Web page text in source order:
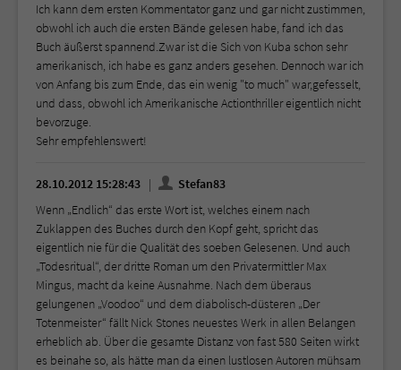
Ich kann dem ersten Kommentator ganz und gar nicht zustimmen,
obwohl ich auch die ersten Bände gelesen habe, fand ich das
Buch äußerst spannend.Zwar ist die Sich von Kuba schon sehr
amerikanisch, ich habe es ganz anders gesehen. Dennoch war ich
von Anfang bis zum Ende, das ein wenig "to much" war,gefesselt,
und dass, obwohl ich Amerikanische Actionthriller eigentlich nicht
bevorzuge.
Sehr empfehlenswert!
28.10.2012 15:28:43
Stefan83
Wenn „Endlich“ das erste Wort ist, welches einem nach
Zuklappen des Buches durch den Kopf geht, spricht das
eigentlich nie für die Qualität des soeben Gelesenen. Und auch
„Todesritual“, der dritte Roman um den Privatermittler Max
Mingus, macht da keine Ausnahme. Nach dem überaus
gelungenen „Voodoo“ und dem diabolisch-düsteren „Der
Totenmeister“ fällt Nick Stones neuestes Werk in allen Belangen
erheblich ab. Über die gesamte Distanz von fast 580 Seiten wirkt
es beinahe so, als hätte man da einen lustlosen Autoren mühsam